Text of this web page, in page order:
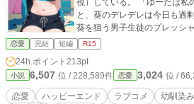
視）している。 「ゆーたは私の運命の相手なんだもん！」
と、葵のデレデレは今日も過
葵を狙う男子生徒のプレッシ
馴染フィルター」**はついに限界を迎え
り、いつまで「家族」で通せるのか？ 甘すぎる
の鈍感な理性を溶かし尽くす
の、超高濃度イチャイチャ・
恋愛 完結 短編 R15
24h.ポイント 213pt
小説 6,507 位 / 228,589件 恋愛 3,024 位 /
恋愛 ハッピーエンド ラブコメ 幼馴染